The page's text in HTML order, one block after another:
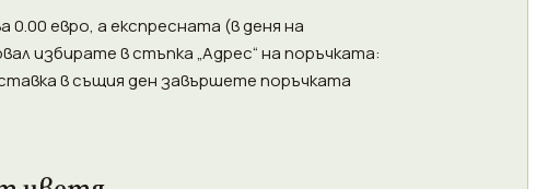
евро, а експресната (в деня на
избирате в стъпка „Адрес“ на поръчката:
в същия ден завършете поръчката